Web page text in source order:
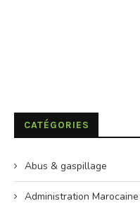
CATÉGORIES
Abus & gaspillage
Administration Marocaine